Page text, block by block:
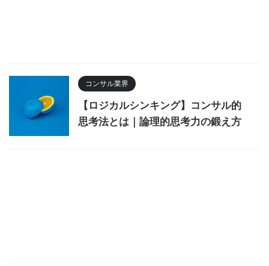
コンサル業界
【ロジカルシンキング】コンサル的
思考法とは｜論理的思考力の鍛え方